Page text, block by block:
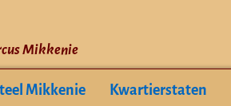
Mikkenie
Mikkenie Kwartierstaten